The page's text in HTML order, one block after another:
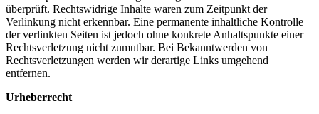
überprüft. Rechtswidrige Inhalte waren zum Zeitpunkt der
Verlinkung nicht erkennbar. Eine permanente inhaltliche Kontrolle
der verlinkten Seiten ist jedoch ohne konkrete Anhaltspunkte einer
Rechtsverletzung nicht zumutbar. Bei Bekanntwerden von
Rechtsverletzungen werden wir derartige Links umgehend
entfernen.
Urheberrecht